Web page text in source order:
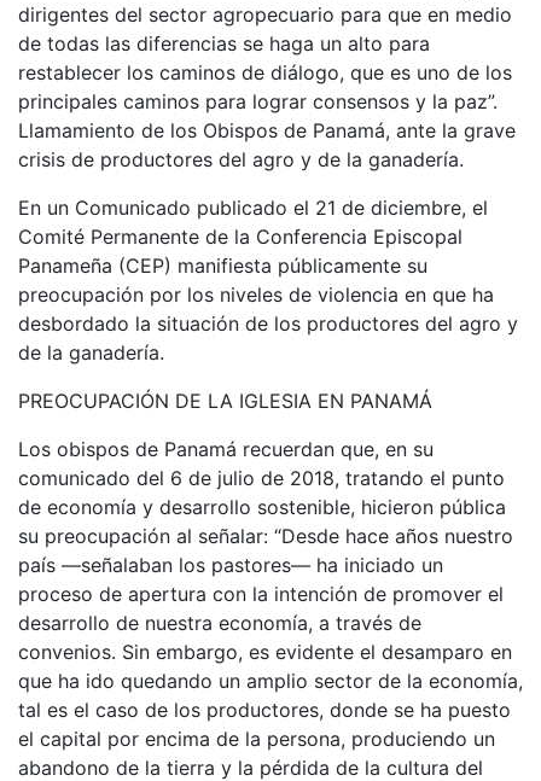
dirigentes del sector agropecuario para que en medio
de todas las diferencias se haga un alto para
restablecer los caminos de diálogo, que es uno de los
principales caminos para lograr consensos y la paz”.
Llamamiento de los Obispos de Panamá, ante la grave
crisis de productores del agro y de la ganadería.
En un Comunicado publicado el 21 de diciembre, el
Comité Permanente de la Conferencia Episcopal
Panameña (CEP) manifiesta públicamente su
preocupación por los niveles de violencia en que ha
desbordado la situación de los productores del agro y
de la ganadería.
PREOCUPACIÓN DE LA IGLESIA EN PANAMÁ
Los obispos de Panamá recuerdan que, en su
comunicado del 6 de julio de 2018, tratando el punto
de economía y desarrollo sostenible, hicieron pública
su preocupación al señalar: “Desde hace años nuestro
país —señalaban los pastores— ha iniciado un
proceso de apertura con la intención de promover el
desarrollo de nuestra economía, a través de
convenios. Sin embargo, es evidente el desamparo en
que ha ido quedando un amplio sector de la economía,
tal es el caso de los productores, donde se ha puesto
el capital por encima de la persona, produciendo un
abandono de la tierra y la pérdida de la cultura del